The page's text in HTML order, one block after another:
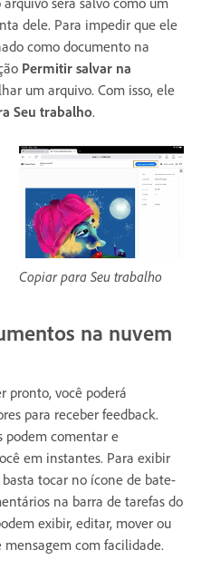
dele. Para impedir que ele
como documento na
Permitir salvar na
um arquivo. Com isso, ele
Seu trabalho.
Copiar para Seu trabalho
na nuvem
pronto, você poderá
para receber feedback.
podem comentar e
em instantes. Para exibir
tocar no ícone de bate-
na barra de tarefas do
exibir, editar, mover ou
com facilidade.